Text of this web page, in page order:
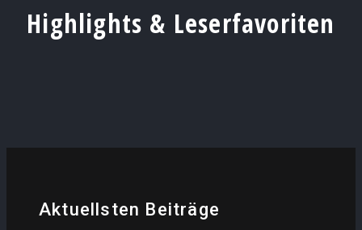
Highlights & Leserfavoriten
Aktuellsten Beiträge